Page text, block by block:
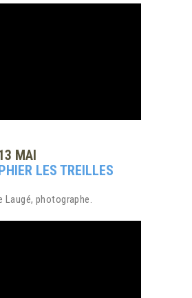
MAI
LES TREILLES
Laugé, photographe.